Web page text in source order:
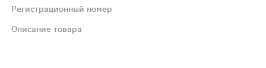
реакций необходимо отменить препарат и
Регистрационный номер
Описание товара